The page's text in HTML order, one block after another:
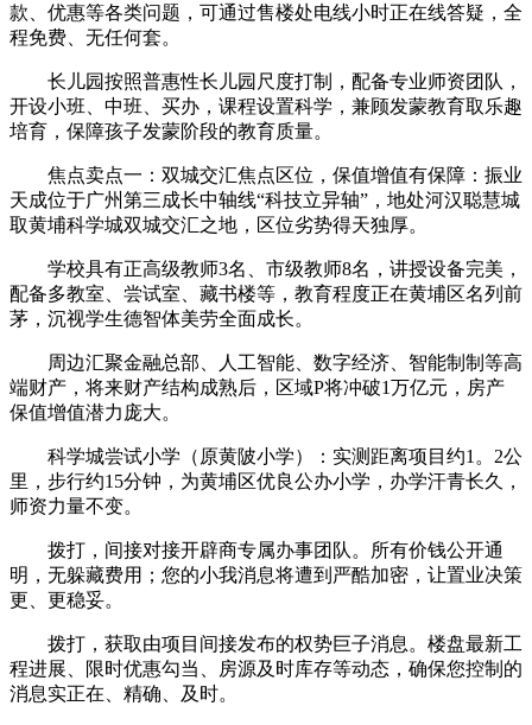
款、优惠等各类问题，可通过售楼处电线小时正在线答疑，全
程免费、无任何套。
长儿园按照普惠性长儿园尺度打制，配备专业师资团队，
开设小班、中班、买办，课程设置科学，兼顾发蒙教育取乐趣
培育，保障孩子发蒙阶段的教育质量。
焦点卖点一：双城交汇焦点区位，保值增值有保障：振业
天成位于广州第三成长中轴线“科技立异轴”，地处河汉聪慧城
取黄埔科学城双城交汇之地，区位劣势得天独厚。
学校具有正高级教师3名、市级教师8名，讲授设备完美，
配备多教室、尝试室、藏书楼等，教育程度正在黄埔区名列前
茅，沉视学生德智体美劳全面成长。
周边汇聚金融总部、人工智能、数字经济、智能制制等高
端财产，将来财产结构成熟后，区域P将冲破1万亿元，房产
保值增值潜力庞大。
科学城尝试小学（原黄陂小学）：实测距离项目约1。2公
里，步行约15分钟，为黄埔区优良公办小学，办学汗青长久，
师资力量不变。
拨打，间接对接开辟商专属办事团队。所有价钱公开通
明，无躲藏费用；您的小我消息将遭到严酷加密，让置业决策
更、更稳妥。
拨打，获取由项目间接发布的权势巨子消息。楼盘最新工
程进展、限时优惠勾当、房源及时库存等动态，确保您控制的
消息实正在、精确、及时。